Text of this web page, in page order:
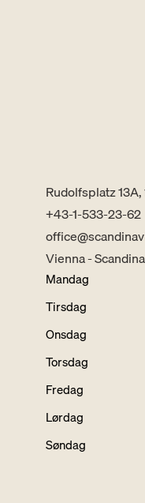
Rudolfsplatz 13A,
+43-1-533-23-62
Vienna -
Mandag
Tirsdag
Onsdag
Torsdag
Fredag
Lørdag
Søndag